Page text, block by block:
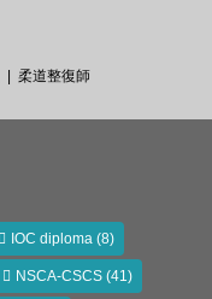
柔道整復師
IOC diploma (8)
NSCA-CSCS (41)